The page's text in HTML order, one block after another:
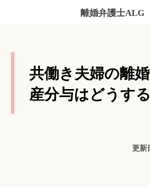
離婚弁護士ALG
共働き夫婦の離
産分与はどうす
更新